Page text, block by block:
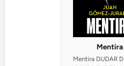
Mentira
Mentira DUDAR